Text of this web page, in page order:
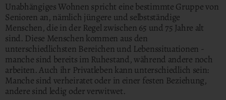
Unabhängiges Wohnen spricht eine bestimmte Gruppe von
Senioren an, nämlich jüngere und selbstständige
Menschen, die in der Regel zwischen 65 und 75 Jahre alt
sind. Diese Menschen kommen aus den
unterschiedlichsten Bereichen und Lebenssituationen -
manche sind bereits im Ruhestand, während andere noch
arbeiten. Auch ihr Privatleben kann unterschiedlich sein:
Manche sind verheiratet oder in einer festen Beziehung,
andere sind ledig oder verwitwet.